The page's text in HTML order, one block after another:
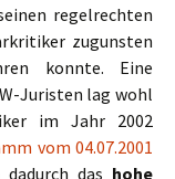
regelrechten
zugunsten
konnte. Eine
Juristen lag wohl
im Jahr 2002
vom 04.07.2001
das hohe